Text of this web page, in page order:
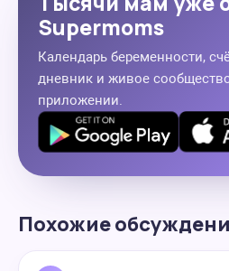
Supermoms
Календарь беременности,
дневник и живое
приложении.
Похожие